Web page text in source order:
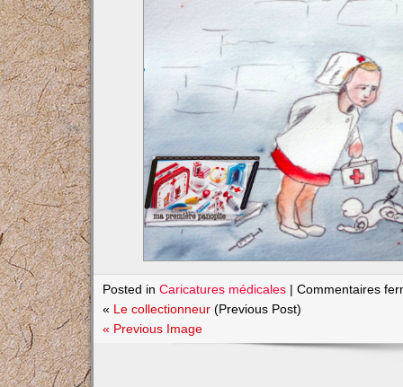
Posted in Caricatures médicales| Commentaires
« Le collectionneur(Previous Post)
« Previous Image